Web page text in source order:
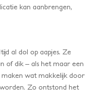
kan aanbrengen,
al dol op aapjes. Ze
of dik – als het maar een
maken wat makkelijk door
Zo ontstond het